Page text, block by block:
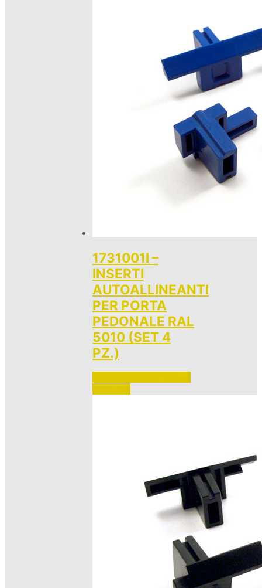
1731001I –
INSERTI
AUTOALLINEANTI
PER PORTA
PEDONALE RAL
5010 (SET 4
PZ.)